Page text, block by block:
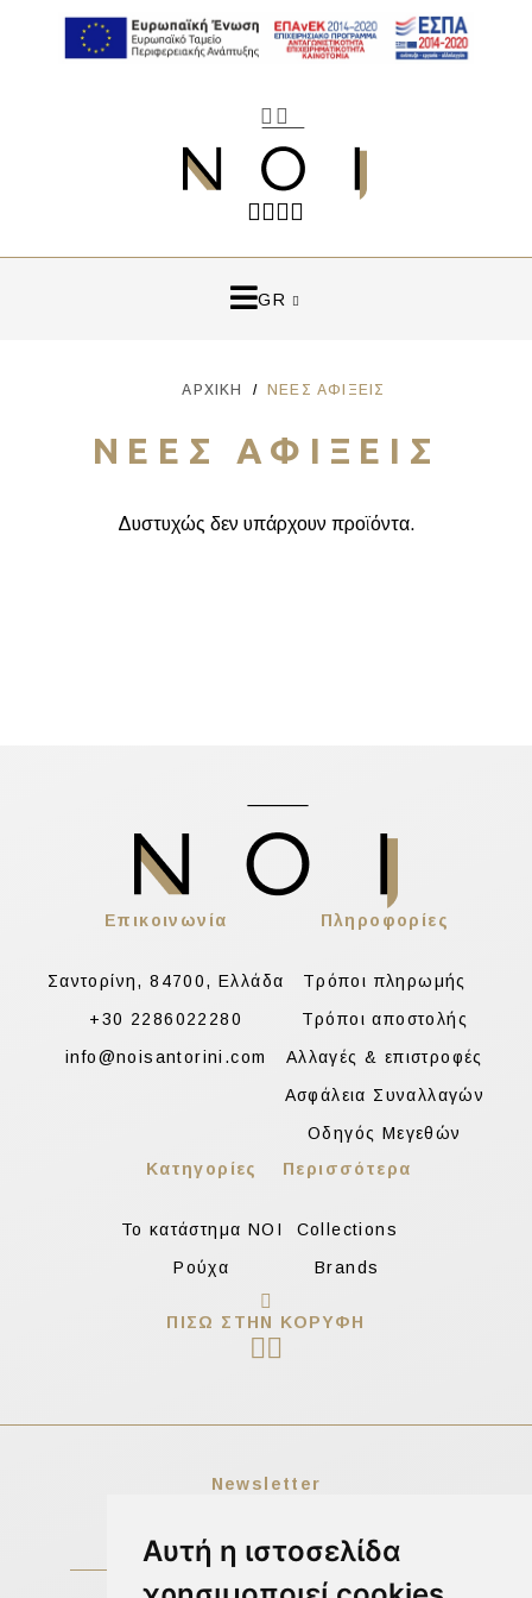
Αυτή η ιστοσελίδα
GR
ΑΡΧΙΚΉ ΝΈΕΣ ΑΦΊΞΕΙΣ
ΝΈΕΣ ΑΦΊΞΕΙΣ
Δυστυχώς δεν υπάρχουν προϊόντα.
Επικοινωνία
Σαντορίνη, 84700, Ελλάδα
+30 2286022280
info@noisantorini.com
Πληροφορίες
Τρόποι πληρωμής
Τρόποι αποστολής
Αλλαγές & επιστροφές
Ασφάλεια Συναλλαγών
Οδηγός Μεγεθών
Κατηγορίες
Το κατάστημα NOI
Ρούχα
Περισσότερα
Collections
Brands
ΠΊΣΩ ΣΤΗΝ ΚΟΡΥΦΉ
Newsletter